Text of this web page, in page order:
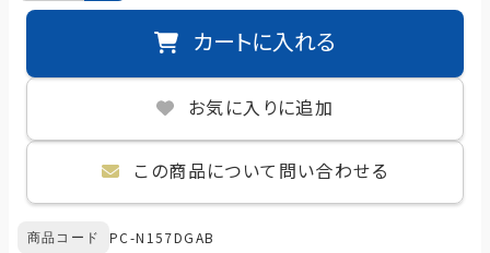
カートに入れる
お気に入りに追加
この商品について問い合わせる
商品コード PC-N157DGAB